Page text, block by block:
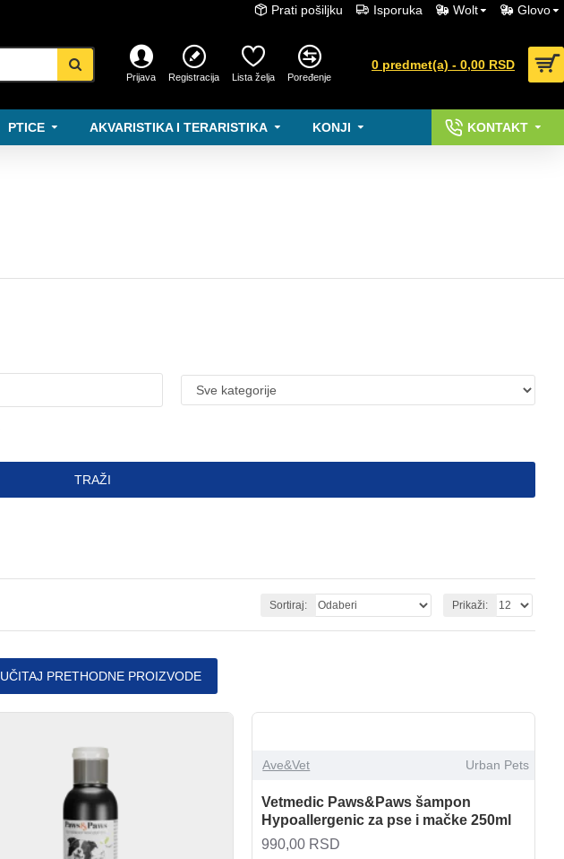
Prati pošiljku Isporuka Wolt Glovo
Prijava Registracija Lista želja Poređenje
0 predmet(a) - 0,00 RSD
PTICE AKVARISTIKA I TERARISTIKA KONJI KONTAKT
TRAŽI
Sortiraj: Prikaži:
UČITAJ PRETHODNE PROIZVODE
Ave&Vet Urban Pets
Vetmedic Paws&Paws šampon
Hypoallergenic za pse i mačke 250ml
990,00 RSD